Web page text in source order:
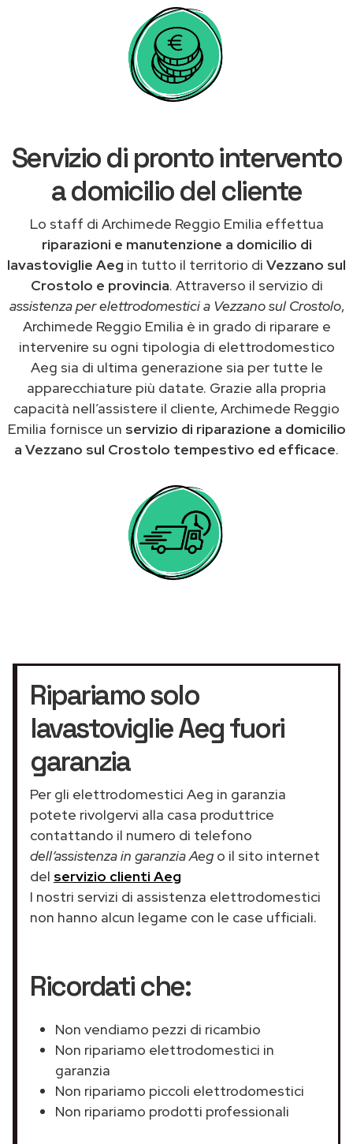
Servizio di pronto intervento
a domicilio del cliente
Lo staff di Archimede Reggio Emilia effettua
riparazioni e manutenzione a domicilio di
lavastoviglie Aeg in tutto il territorio di Vezzano sul
Crostolo e provincia. Attraverso il servizio di
assistenza per elettrodomestici a Vezzano sul Crostolo,
Archimede Reggio Emilia è in grado di riparare e
intervenire su ogni tipologia di elettrodomestico
Aeg sia di ultima generazione sia per tutte le
apparecchiature più datate. Grazie alla propria
capacità nell’assistere il cliente, Archimede Reggio
Emilia fornisce un servizio di riparazione a domicilio
a Vezzano sul Crostolo tempestivo ed efficace.
Ripariamo solo
lavastoviglie Aeg fuori
garanzia
Per gli elettrodomestici Aeg in garanzia
potete rivolgervi alla casa produttrice
contattando il numero di telefono
dell’assistenza in garanzia Aeg o il sito internet
del servizio clienti Aeg
I nostri servizi di assistenza elettrodomestici
non hanno alcun legame con le case ufficiali.
Ricordati che:
Non vendiamo pezzi di ricambio
Non ripariamo elettrodomestici in
garanzia
Non ripariamo piccoli elettrodomestici
Non ripariamo prodotti professionali